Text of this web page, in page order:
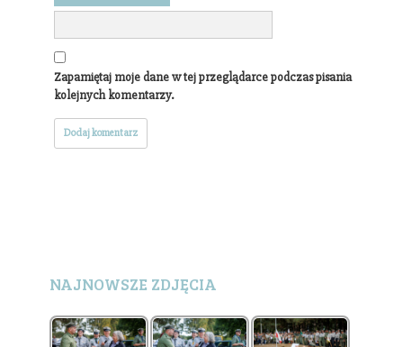
Zapamiętaj moje dane w tej przeglądarce podczas pisania
kolejnych komentarzy.
NAJNOWSZE ZDJĘCIA